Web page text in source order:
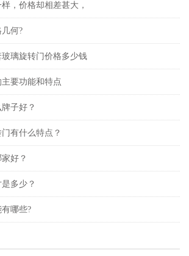
，价格却相差甚大，
何?
璃旋转门价格多少钱
要功能和特点
子好？
有什么特点？
好？
多少？
哪些?